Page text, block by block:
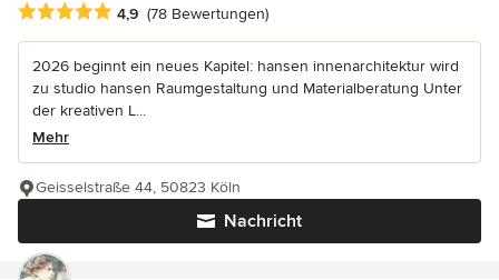
Durchschnittliche Bewertung: 4.9 von 5 Sternen
4,9 (78 Bewertungen)
2026 beginnt ein neues Kapitel: hansen innenarchitektur wird
zu studio hansen Raumgestaltung und Materialberatung Unter
der kreativen L...
Mehr
Nachricht
Geisselstraße 44, 50823 Köln